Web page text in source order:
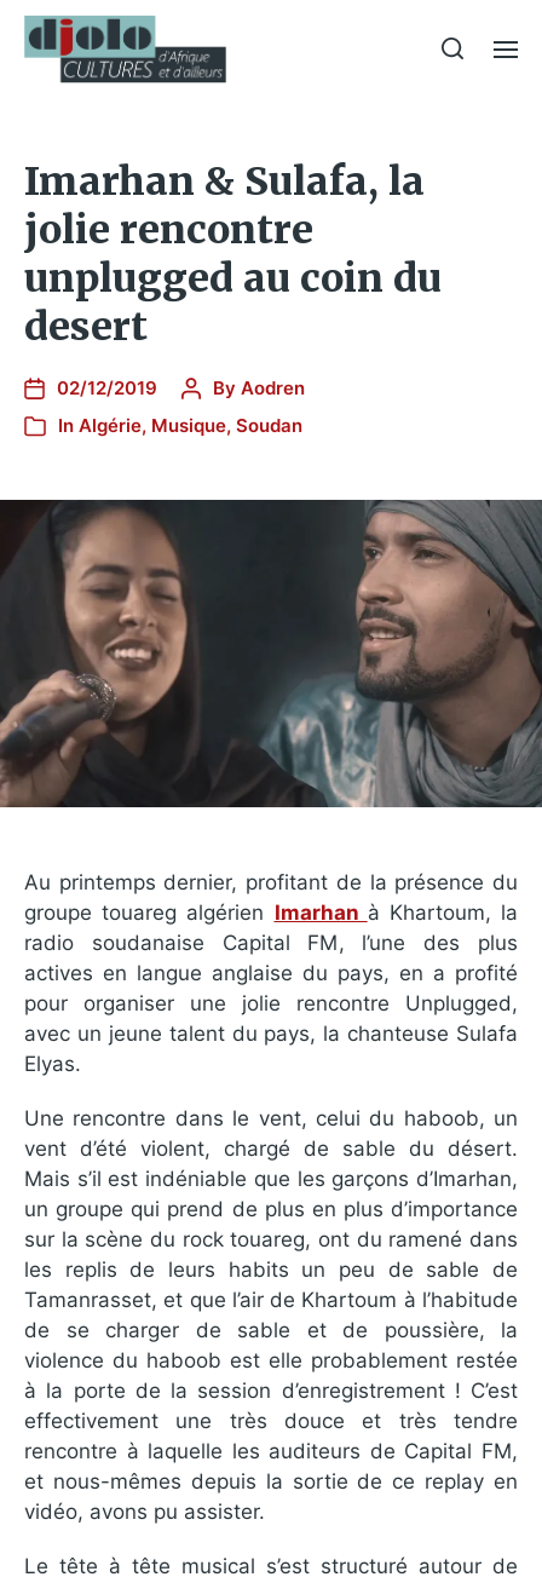
Imarhan & Sulafa, la
jolie rencontre
unplugged au coin du
desert
02/12/2019 By Aodren
In Algérie, Musique, Soudan
Au printemps dernier, profitant de la présence du
groupe touareg algérien Imarhan à Khartoum, la
radio soudanaise Capital FM, l’une des plus
actives en langue anglaise du pays, en a profité
pour organiser une jolie rencontre Unplugged,
avec un jeune talent du pays, la chanteuse Sulafa
Elyas.
Une rencontre dans le vent, celui du haboob, un
vent d’été violent, chargé de sable du désert.
Mais s’il est indéniable que les garçons d’Imarhan,
un groupe qui prend de plus en plus d’importance
sur la scène du rock touareg, ont du ramené dans
les replis de leurs habits un peu de sable de
Tamanrasset, et que l’air de Khartoum à l’habitude
de se charger de sable et de poussière, la
violence du haboob est elle probablement restée
à la porte de la session d’enregistrement ! C’est
effectivement une très douce et très tendre
rencontre à laquelle les auditeurs de Capital FM,
et nous-mêmes depuis la sortie de ce replay en
vidéo, avons pu assister.
Le tête à tête musical s’est structuré autour de